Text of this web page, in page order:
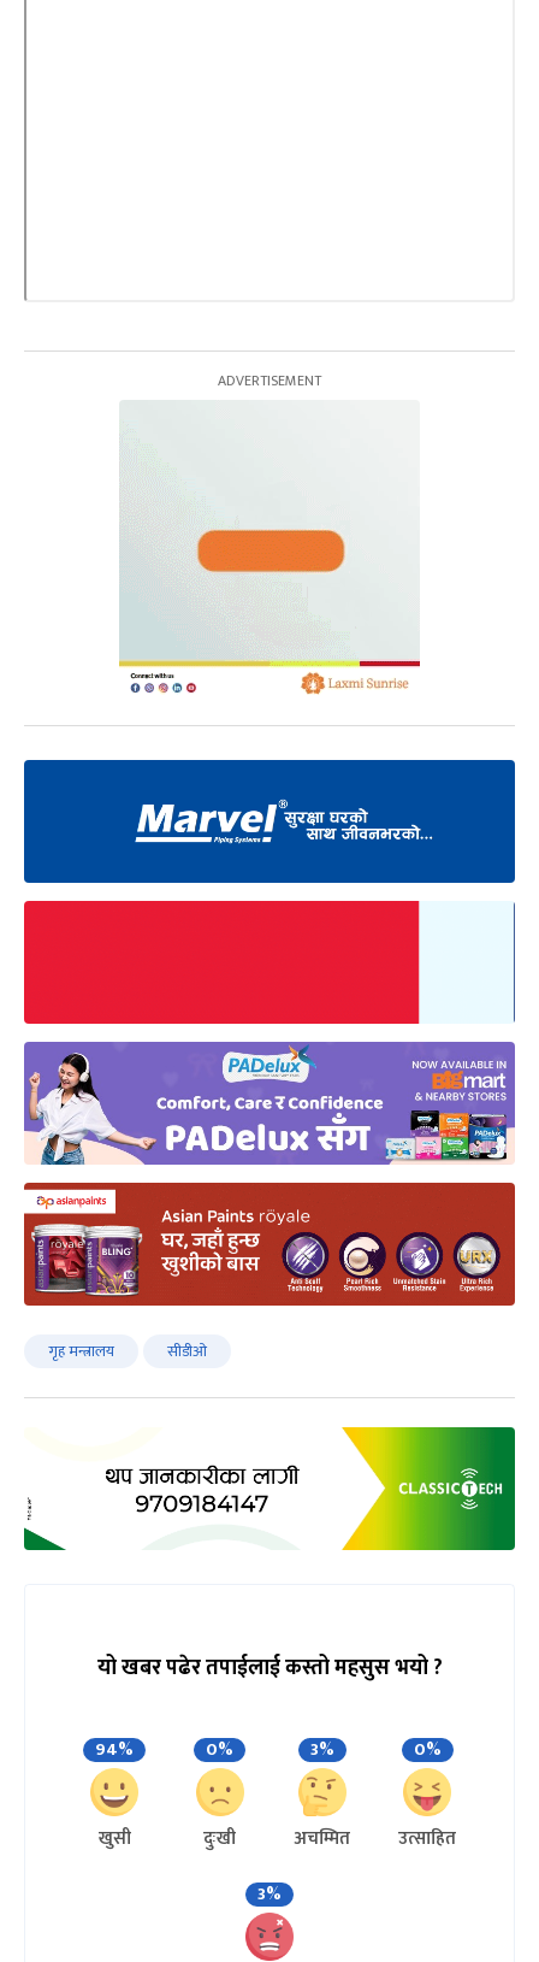
गृह मन्त्रालय सीडीओ
यो खबर पढेर तपाईलाई कस्तो महसुस भयो ?
94%
खुसी
0%
दुःखी
3%
अचम्मित
0%
उत्साहित
3%